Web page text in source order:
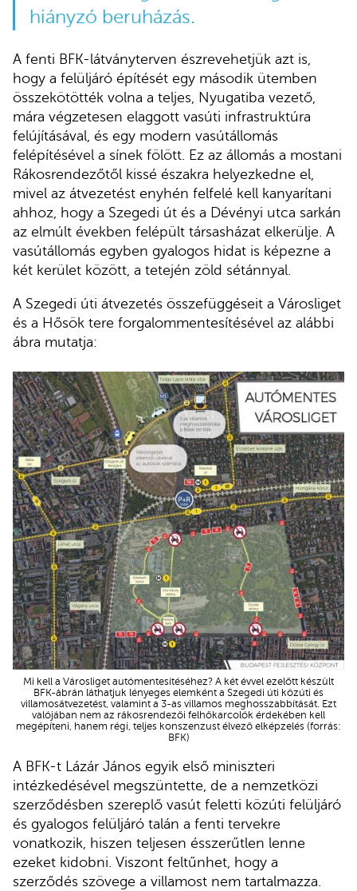
hiányzó beruházás.
A fenti BFK-látványterven észrevehetjük azt is,
hogy a felüljáró építését egy második ütemben
összekötötték volna a teljes, Nyugatiba vezető,
mára végzetesen elaggott vasúti infrastruktúra
felújításával, és egy modern vasútállomás
felépítésével a sínek fölött. Ez az állomás a mostani
Rákosrendezőtől kissé északra helyezkedne el,
mivel az átvezetést enyhén felfelé kell kanyarítani
ahhoz, hogy a Szegedi út és a Dévényi utca sarkán
az elmúlt években felépült társasházat elkerülje. A
vasútállomás egyben gyalogos hidat is képezne a
két kerület között, a tetején zöld sétánnyal.
A Szegedi úti átvezetés összefüggéseit a Városliget
és a Hősök tere forgalommentesítésével az alábbi
ábra mutatja:
Mi kell a Városliget autómentesítéséhez? A két évvel ezelőtt készült
BFK-ábrán láthatjuk lényeges elemként a Szegedi úti közúti és
villamosátvezetést, valamint a 3-as villamos meghosszabbítását. Ezt
valójában nem az rákosrendezői felhőkarcolók érdekében kell
megépíteni, hanem régi, teljes konszenzust élvező elképzelés (forrás:
BFK)
A BFK-t Lázár János egyik első miniszteri
intézkedésével megszüntette, de a nemzetközi
szerződésben szereplő vasút feletti közúti felüljáró
és gyalogos felüljáró talán a fenti tervekre
vonatkozik, hiszen teljesen ésszerűtlen lenne
ezeket kidobni. Viszont feltűnhet, hogy a
szerződés szövege a villamost nem tartalmazza.